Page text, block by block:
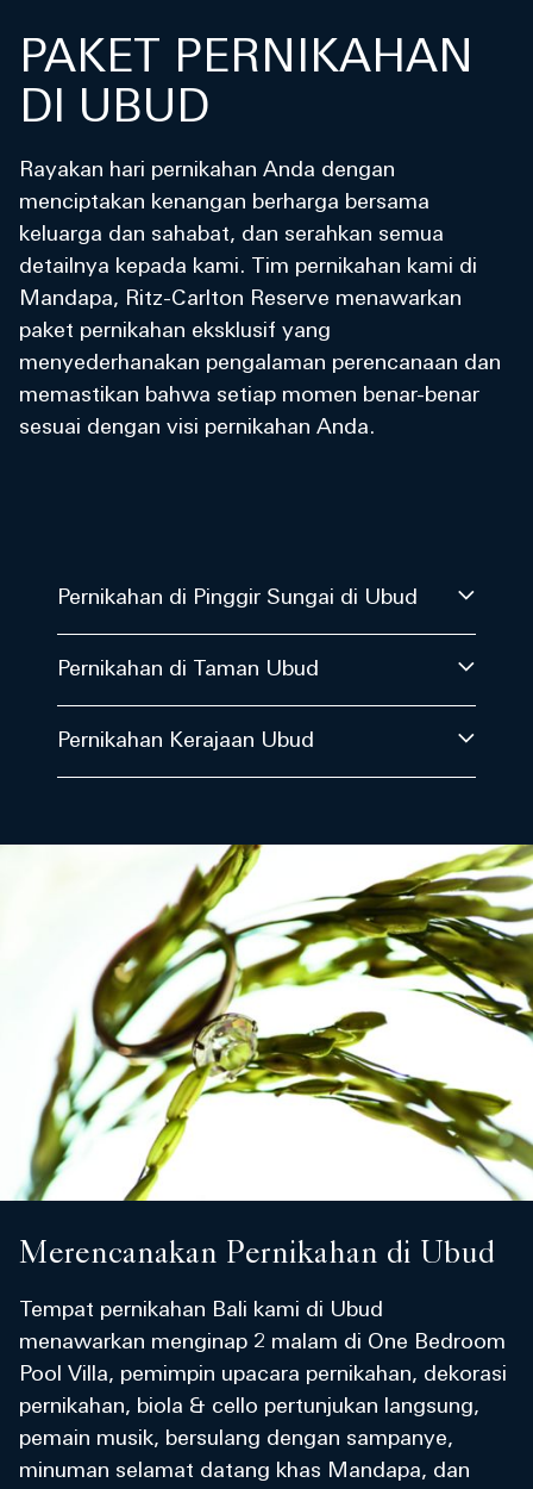
PAKET PERNIKAHAN
DI UBUD
Rayakan hari pernikahan Anda dengan
menciptakan kenangan berharga bersama
keluarga dan sahabat, dan serahkan semua
detailnya kepada kami. Tim pernikahan kami di
Mandapa, Ritz-Carlton Reserve menawarkan
paket pernikahan eksklusif yang
menyederhanakan pengalaman perencanaan dan
memastikan bahwa setiap momen benar-benar
sesuai dengan visi pernikahan Anda.
Pernikahan di Pinggir Sungai di Ubud
Pernikahan di Taman Ubud
Pernikahan Kerajaan Ubud
Merencanakan Pernikahan di Ubud
Tempat pernikahan Bali kami di Ubud
menawarkan menginap 2 malam di One Bedroom
Pool Villa, pemimpin upacara pernikahan, dekorasi
pernikahan, biola & cello pertunjukan langsung,
pemain musik, bersulang dengan sampanye,
minuman selamat datang khas Mandapa, dan